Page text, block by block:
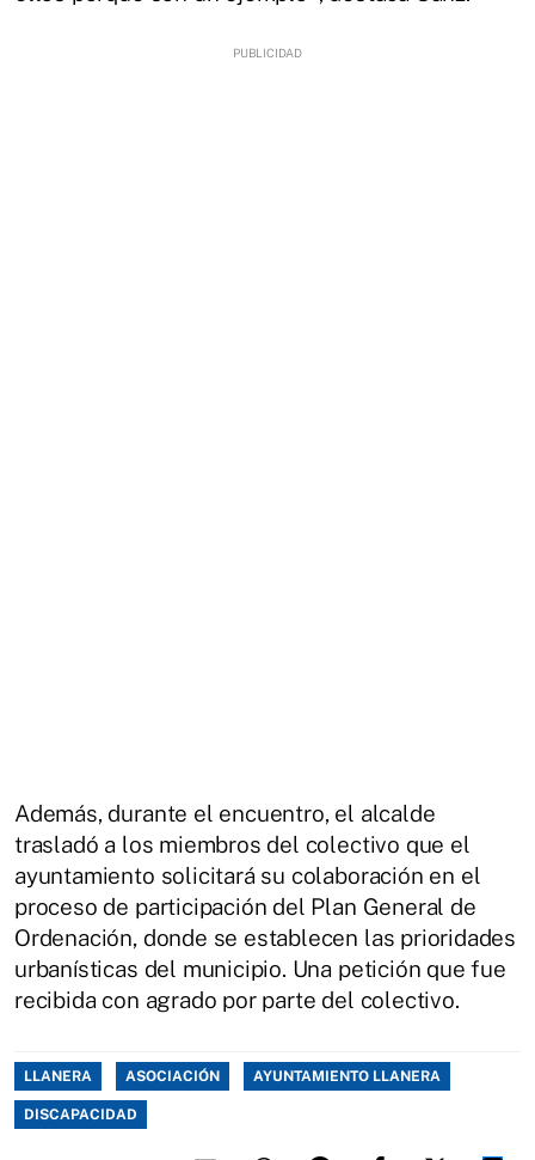
Además, durante el encuentro, el alcalde
trasladó a los miembros del colectivo que el
ayuntamiento solicitará su colaboración en el
proceso de participación del Plan General de
Ordenación, donde se establecen las prioridades
urbanísticas del municipio. Una petición que fue
recibida con agrado por parte del colectivo.
LLANERA ASOCIACIÓN AYUNTAMIENTO LLANERA
DISCAPACIDAD